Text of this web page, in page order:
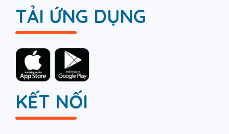
TẢI ỨNG DỤNG
KẾT NỐI